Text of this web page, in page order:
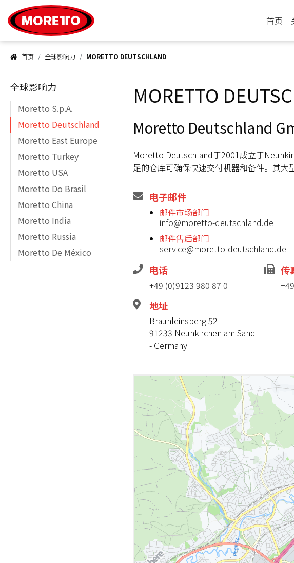
首页
首页 全球影响力 MORETTO DEUTSCHLAND
MORETTO
Moretto Deutschland
Moretto Deutschland于2001成立于
足的仓库可确保快速交付机器和备件。其大
电子邮件
邮件市场部门
info@moretto-deutschland.de
邮件售后部门
service@moretto-deutschland.de
电话
+49 (0)9123 980 87 0
传
地址
Bräunleinsberg 52
91233 Neunkirchen am Sand
- Germany
全球影响力
Moretto S.p.A.
Moretto Deutschland
Moretto East Europe
Moretto Turkey
Moretto USA
Moretto Do Brasil
Moretto China
Moretto India
Moretto Russia
Moretto De México